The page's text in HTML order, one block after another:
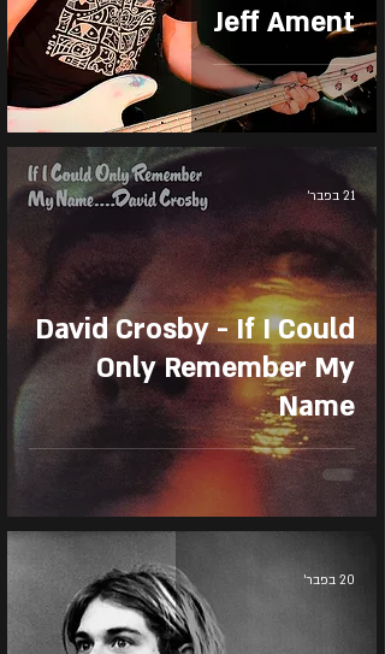
Jeff Ament
David Crosby - If I Could
Only Remember My
Name
21 בפבר׳
20 בפבר׳